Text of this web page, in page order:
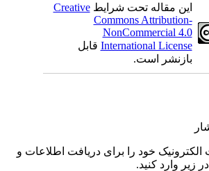
این مقاله تحت شرایطCreative
Commons Attribution-
NonCommercial 4.0
International Licenseقابل
بازنشر است.
خود را برای دریافت اطلاعات و
زیر وارد کنید.